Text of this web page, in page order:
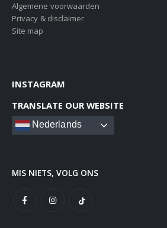
Algemene voorwaarden
Privacy & disclaimer
Site map
INSTAGRAM
TRANSLATE OUR WEBSITE
Nederlands
MIS NIETS, VOLG ONS